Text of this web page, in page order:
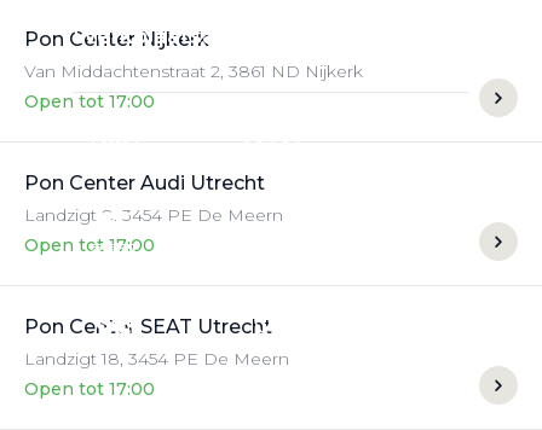
Werkplaatsafspraak
Pon Center Nijkerk
Van Middachtenstraat 2, 3861 ND Nijkerk
Open tot 17:00
Pon Center Audi Utrecht
Landzigt 8, 3454 PE De Meern
Open tot 17:00
Pon Center SEAT Utrecht
Landzigt 18, 3454 PE De Meern
Open tot 17:00